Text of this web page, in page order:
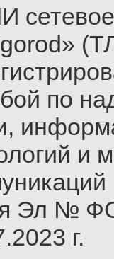
по
и
Эл №
г.